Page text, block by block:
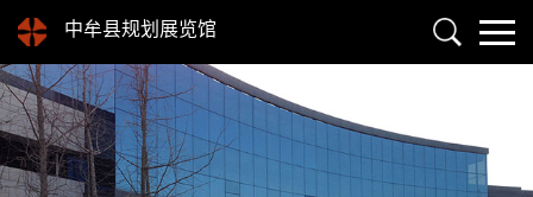
中牟县规划展览馆